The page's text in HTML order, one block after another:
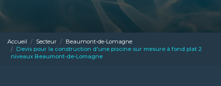
Accueil Secteur
Beaumont-de-Lomagne
Devis pour la construction d'une piscine sur mesure à fond plat 2
niveaux Beaumont-de-Lomagne